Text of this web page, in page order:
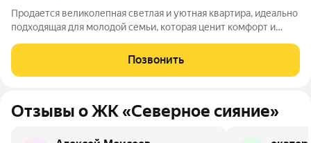
Продается великолепная светлая и уютная квартира, идеально
подходящая для молодой семьи, которая ценит комфорт и
ремонт, который создаст для вас атмосферу уюта и тепла. На
кухне и в прихожей
Позвонить
Отзывы о ЖК «Северное сияние»